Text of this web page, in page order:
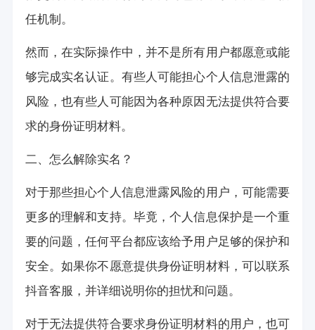
任机制。
然而，在实际操作中，并不是所有用户都愿意或能
够完成实名认证。有些人可能担心个人信息泄露的
风险，也有些人可能因为各种原因无法提供符合要
求的身份证明材料。
二、怎么解除实名？
对于那些担心个人信息泄露风险的用户，可能需要
更多的理解和支持。毕竟，个人信息保护是一个重
要的问题，任何平台都应该给予用户足够的保护和
安全。如果你不愿意提供身份证明材料，可以联系
抖音客服，并详细说明你的担忧和问题。
对于无法提供符合要求身份证明材料的用户，也可